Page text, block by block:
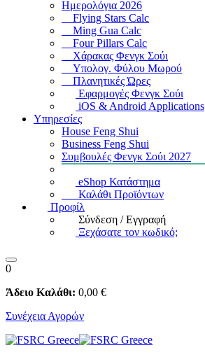
Ημερολόγια 2026
Flying Stars Calc
Ming Gua Calc
Four Pillars Calc
Χάρακας Φενγκ Σούι
Υπολογ. Φύλου Μωρού
Πλανητικές Ώρες
Εφαρμογές Φενγκ Σούι
iOS & Android Applications
Υπηρεσίες
House Feng Shui
Business Feng Shui
Συμβουλές Φενγκ Σούι 2027
eShop Κατάστημα
Καλάθι Προϊόντων
Προφίλ
Σύνδεση / Εγγραφή
Ξεχάσατε τον κωδικό;
0
Άδειο Καλάθι: 0,00 €
Συνέχεια Αγορών